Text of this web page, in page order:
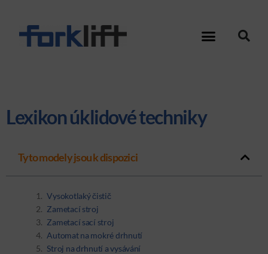
Lexikon úklidové techniky
Tyto modely jsou k dispozici
Vysokotlaký čistič
Zametací stroj
Zametací sací stroj
Automat na mokré drhnutí
Stroj na drhnutí a vysávání